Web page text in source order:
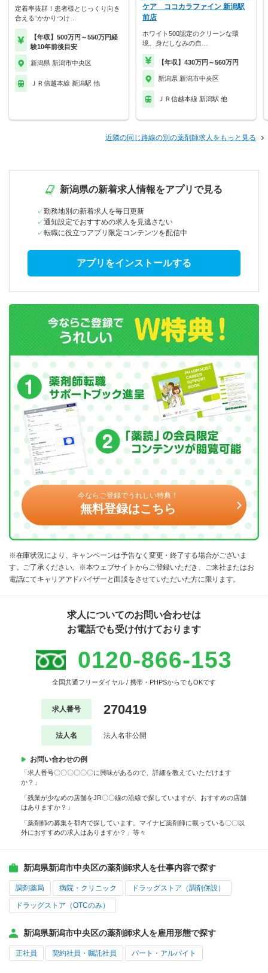
定着率抜群！患者様とじっくり向き
合える“かかりつけ…
【年収】500万円～550万円経
験10年前後目安
新潟県 新潟市中央区
ＪＲ信越本線 新潟駅 他
ケア ココカラファイン 新潟駅
前店
ホワイト500認定のクリーンな環
境。身だしなみの自…
【年収】430万円～560万円
新潟県 新潟市中央区
ＪＲ信越本線 新潟駅 他
近隣の同じ路線の別の薬剤師求人をもっと見る
新潟県の新着求人情報をアプリで見る
勤務地別の新着求人を毎日更新
通知設定でおすすめの求人を見逃さない
転職に役立つアプリ限定コンテンツを配信中
アプリをインストールする
今ならご登録でうれしい特典！
無料登録はこちら
※在庫状況により、キャンペーンは予告なく変更・終了する場合がございま
す。ご了承ください。※本ウェブサイトからご登録いただき、ご来社またはお
電話にてキャリアアドバイザーと面談をさせていただいた方に限ります。
求人についてのお問い合わせは
お電話でも受け付けております
0120-866-153
全国共通フリーダイヤル / 携帯・PHPSからでもOKです
求人番号 270419
法人名 法人名非公開
お問い合わせの例
「求人番号〇〇〇〇〇〇に興味があるので、詳細を教えていただけます
か？」
「残業が少なめの店舗をJR〇〇線の沿線で探していますが、おすすめの店舗
はありますか？」
「薬剤師の募集を都内で探しています。マイナビ薬剤師に載っている〇〇以
外におすすめの求人はありますか？」等々
新潟県新潟市中央区の薬剤師求人を仕事内容で探す
調剤薬局 病院・クリニック ドラッグストア（調剤併設）
ドラッグストア（OTCのみ）
新潟県新潟市中央区の薬剤師求人を雇用形態で探す
正社員 契約社員・嘱託社員 パート・アルバイト